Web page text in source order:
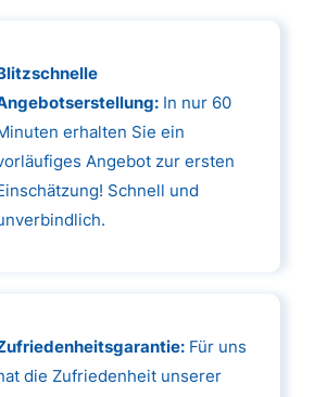
In nur 60
erhalten Sie ein
Angebot zur ersten
Schnell und
Für uns
die Zufriedenheit unserer